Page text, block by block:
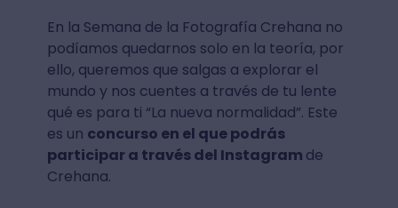
En la Semana de la Fotografía Crehana no
podíamos quedarnos solo en la teoría, por
ello, queremos que salgas a explorar el
mundo y nos cuentes a través de tu lente
qué es para ti “La nueva normalidad”. Este
es un concurso en el que podrás
participar a través del Instagram de
Crehana.